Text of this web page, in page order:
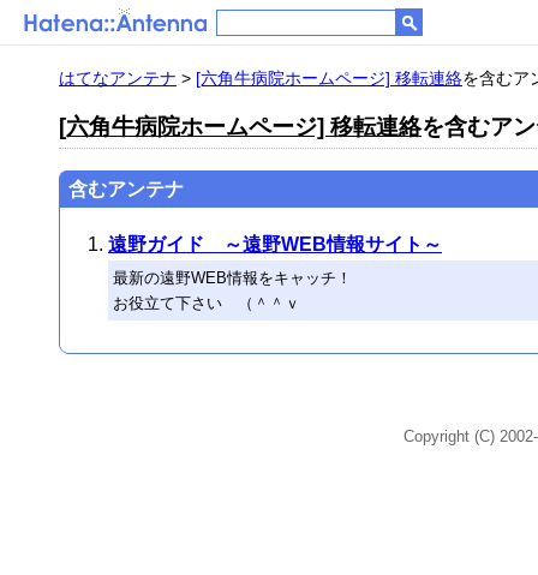
はてなアンテナ > [六角牛病院ホームページ] 移転連絡を含むア
[六角牛病院ホームページ] 移転連絡を含むア
含むアンテナ
遠野ガイド ～遠野WEB情報サイト～
最新の遠野WEB情報をキャッチ！
お役立て下さい （＾＾ｖ
Copyright (C)